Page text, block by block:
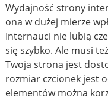
Wydajność strony
ona w dużej mierze
Internauci nie lubią
się szybko. Ale musi
Twoja strona jest
rozmiar czcionek jest
elementów można